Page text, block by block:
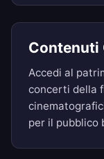
Contenuti
Accedi al
concerti della
per il pubblico